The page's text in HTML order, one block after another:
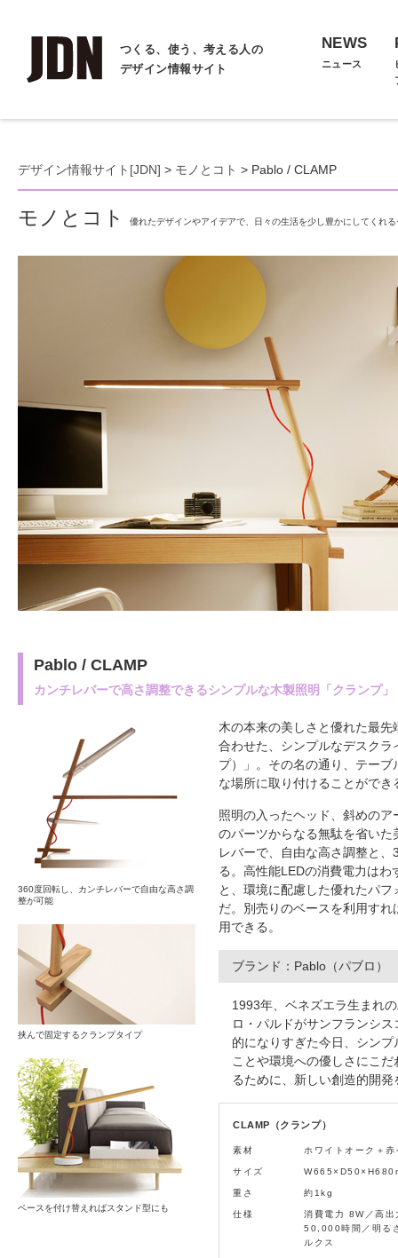
つくる、使う、考える人の
デザイン情報サイト
NEWS
ニュース
デザイン情報サイト[JDN] > モノとコト > Pablo / CLAMP
モノとコト 優れたデザインやアイデアで、日々の生活を少し豊かにしてくれ
Pablo / CLAMP
カンチレバーで高さ調整できるシンプルな木製照明「クランプ」
360度回転し、カンチレバーで自由な高さ調
整が可能
挟んで固定するクランプタイプ
ベースを付け替えればスタンド型にも
木の本来の美しさと優れた最
合わせた、シンプルなデスクラ
プ）」。その名の通り、テー
な場所に取り付けることがで
照明の入ったヘッド、斜めの
のパーツからなる無駄を省い
レバーで、自由な高さ調整と
る。高性能LEDの消費電力は
と、環境に配慮した優れたパ
だ。別売りのベースを利用す
用できる。
ブランド：Pablo（パブロ）
1993年、ベネズエラ生まれ
ロ・パルドがサンフランシ
的になりすぎた今日、シン
ことや環境への優しさにこ
るために、新しい創造的開発
CLAMP（クランプ）
素材 ホワイトオーク＋
サイズ
重さ 約1kg
仕様
消費電力 8W／高
50,000時間／明る
ルクス